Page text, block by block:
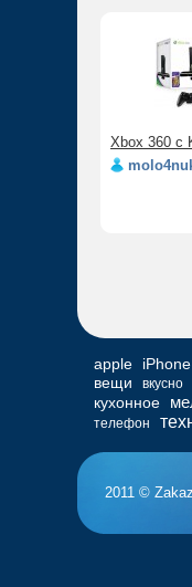
Xbox 360 c
apple
вещи
вкусно
кухонное
телефон
2011 ©